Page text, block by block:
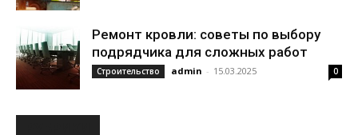
Ремонт кровли: советы по выбору
подрядчика для сложных работ
Строительство admin - 15.03.2025 0